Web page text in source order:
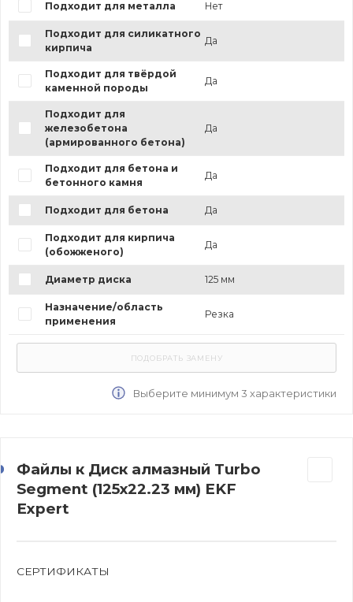
Подходит для металла Нет
Подходит для силикатного
кирпича
Да
Подходит для твёрдой
каменной породы
Да
Подходит для
железобетона
(армированного бетона)
Да
Подходит для бетона и
бетонного камня
Да
Подходит для бетона Да
Подходит для кирпича
(обожженого)
Да
Диаметр диска 125 мм
Назначение/область
применения
Резка
Выберите минимум 3 характеристики
Файлы к Диск алмазный Turbo
Segment (125х22.23 мм) EKF
Expert
СЕРТИФИКАТЫ